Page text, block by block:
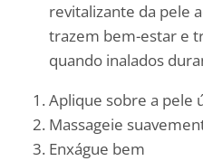
revitalizante da pele
trazem bem-estar e
quando inalados
Aplique sobre a pele
Massageie
Enxágue bem